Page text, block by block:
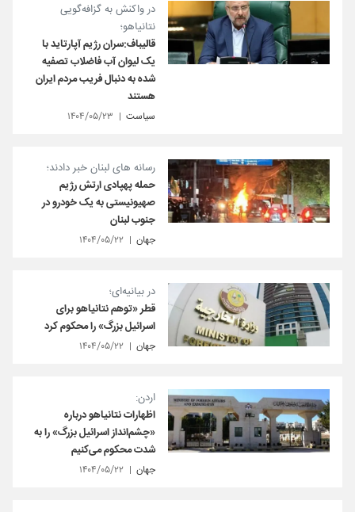
در واکنش به گزافه‌گویی
نتانیاهو؛
قالیباف:سران رژیم آپارتاید با
یک لیوان آب فاضلاب تصفیه‌
شده به دنبال فریب مردم ایران
هستند
سیاست ۱۴۰۴/۰۵/۲۳
رسانه های لبنان خبر دادند؛
حمله پهپادی ارتش رژیم
صهیونیستی به یک خودرو در
جنوب لبنان
جهان ۱۴۰۴/۰۵/۲۲
در بیانیه‌ای؛
قطر «توهم نتانیاهو برای
اسرائیل بزرگ» را محکوم کرد
جهان ۱۴۰۴/۰۵/۲۲
اردن:
اظهارات نتانیاهو درباره
«چشم‌انداز اسرائیل بزرگ» را به
شدت محکوم می‌کنیم
جهان ۱۴۰۴/۰۵/۲۲